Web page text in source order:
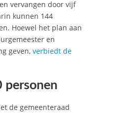
vervangen door vijf
kunnen 144
Hoewel het plan aan
en
geven, verbiedt de
personen
de gemeenteraad